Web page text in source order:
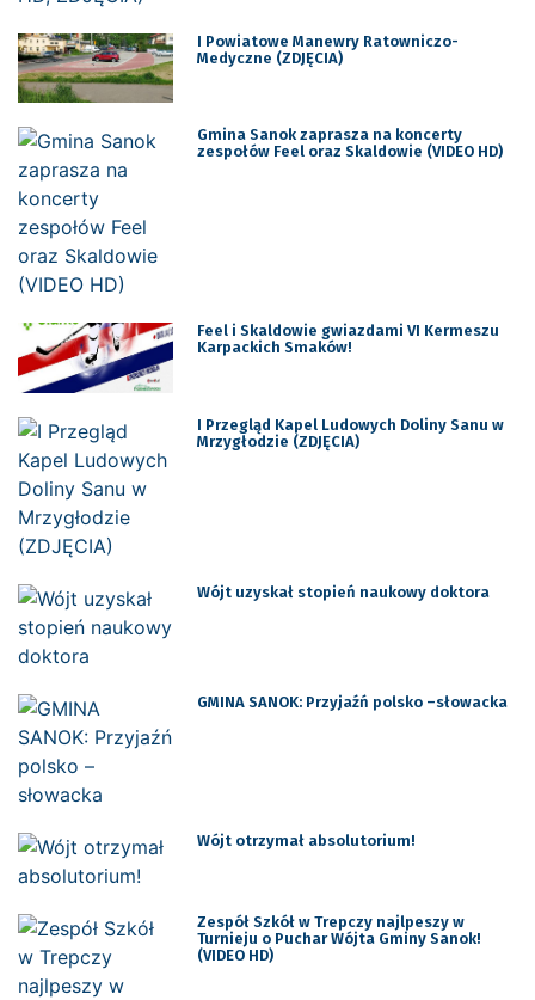
I Powiatowe Manewry Ratowniczo-
Medyczne (ZDJĘCIA)
Gmina Sanok zaprasza na koncerty
zespołów Feel oraz Skaldowie (VIDEO HD)
Feel i Skaldowie gwiazdami VI Kermeszu
Karpackich Smaków!
I Przegląd Kapel Ludowych Doliny Sanu w
Mrzygłodzie (ZDJĘCIA)
Wójt uzyskał stopień naukowy doktora
GMINA SANOK: Przyjaźń polsko –słowacka
Wójt otrzymał absolutorium!
Zespół Szkół w Trepczy najlpeszy w
Turnieju o Puchar Wójta Gminy Sanok!
(VIDEO HD)